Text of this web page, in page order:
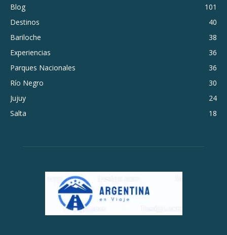
Blog
101
Destinos
40
Bariloche
38
Experiencias
36
Parques Nacionales
36
Río Negro
30
Jujuy
24
Salta
18